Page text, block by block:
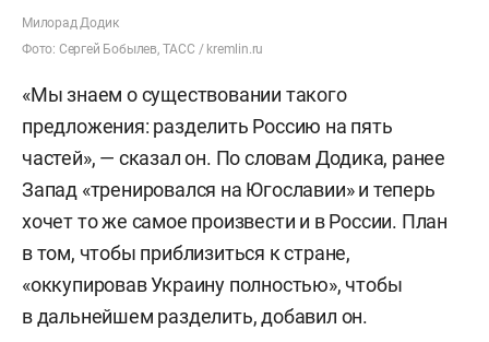
Милорад Додик
Фото: Сергей Бобылев, ТАСС / kremlin.ru
«Мы знаем о существовании такого
предложения: разделить Россию на пять
частей», — сказал он. По словам Додика, ранее
Запад «тренировался на Югославии» и теперь
хочет то же самое произвести и в России. План
в том, чтобы приблизиться к стране,
«оккупировав Украину полностью», чтобы
в дальнейшем разделить, добавил он.